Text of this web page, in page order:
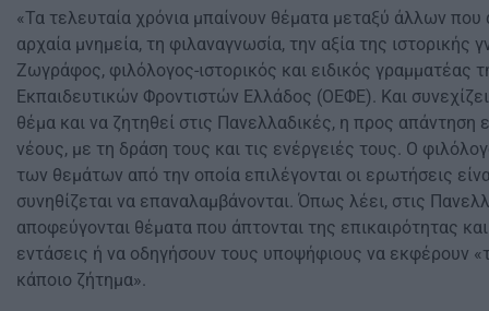
«Τα τελευταία χρόνια μπαίνουν θέματα μεταξύ άλλων
αρχαία μνημεία, τη φιλαναγνωσία, την αξία της ιστορικής
Ζωγράφος, φιλόλογος-ιστορικός και ειδικός γραμματέας
Εκπαιδευτικών Φροντιστών Ελλάδος (ΟΕΦΕ). Και
θέμα και να ζητηθεί στις Πανελλαδικές, η προς απάντηση
νέους, με τη δράση τους και τις ενέργειές τους. Ο
των θεμάτων από την οποία επιλέγονται οι ερωτήσεις
συνηθίζεται να επαναλαμβάνονται. Όπως λέει, στις
αποφεύγονται θέματα που άπτονται της επικαιρότητας
εντάσεις ή να οδηγήσουν τους υποψήφιους να εκφέρουν
κάποιο ζήτημα».